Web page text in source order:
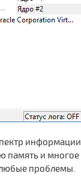
память и
любые проблемы.